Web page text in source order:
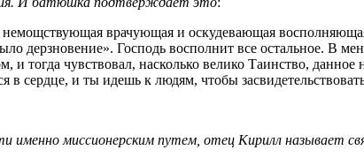
врачующая и оскудевающая
дерзновение». Господь восполнит все остальное. В
тогда чувствовал, насколько велико Таинство,
и ты идешь к людям, чтобы
именно миссионерским путем, отец Кирилл называет